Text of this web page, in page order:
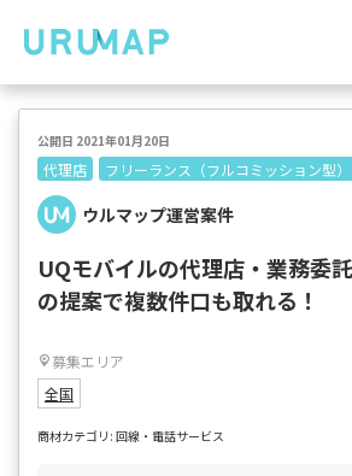
代理店 フリーランス（フルコミッション型）
ウルマップ運営案件
公開日 2021年01月20日
UQモバイルの代理店・業務委
の提案で複数件口も取れる！
募集エリア
全国
商材カテゴリ: 回線・電話サービス